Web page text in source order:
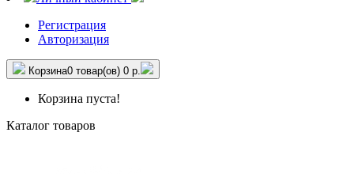
Регистрация
Авторизация
Корзина0 товар(ов) 0 р.
Корзина пуста!
Каталог товаров